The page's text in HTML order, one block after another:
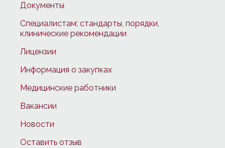
Документы
Специалистам: стандарты, порядки,
клинические рекомендации
Лицензии
Информация о закупках
Медицинские работники
Вакансии
Новости
Оставить отзыв